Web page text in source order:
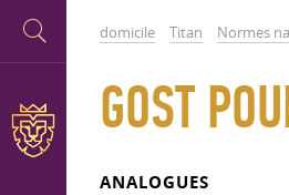
domicile Titan Normes
GOST
ANALOGUES